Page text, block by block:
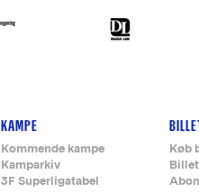
KAMPE
Kommende kampe
Kamparkiv
3F Superligatabel
Køb